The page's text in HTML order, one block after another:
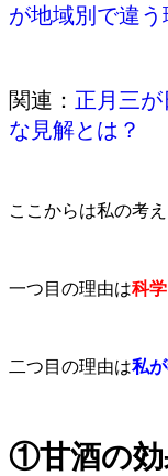
が地域別で違う
関連： 正月三
な見解とは？
ここからは私の考
一つ目の理由は科
二つ目の理由は私
①甘酒の効